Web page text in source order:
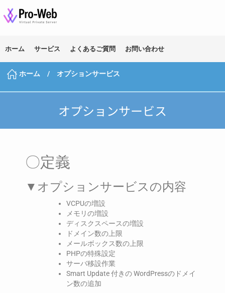
ホーム サービス よくあるご質問 お問い合わせ
ホーム / オプションサービス
オプションサービス
〇定義
▼オプションサービスの内容
VCPUの増設
メモリの増設
ディスクスペースの増設
ドメイン数の上限
メールボックス数の上限
PHPの特殊設定
サーバ移設作業
Smart Update 付きの WordPressのドメイ
ン数の追加